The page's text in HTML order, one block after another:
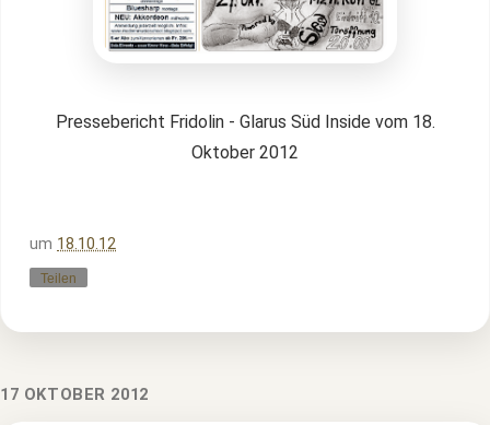
Pressebericht Fridolin - Glarus Süd Inside vom 18.
Oktober 2012
um 18.10.12
Teilen
17 OKTOBER 2012